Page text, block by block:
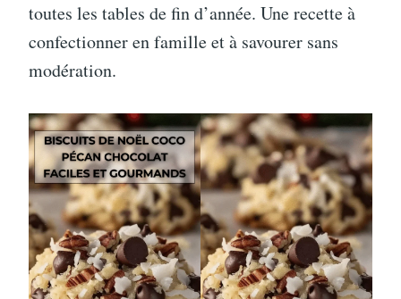
toutes les tables de fin d’année. Une recette à
confectionner en famille et à savourer sans
modération.